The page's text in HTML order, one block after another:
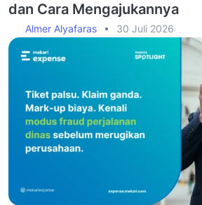
dan Cara Mengajukannya
Almer Alyafaras 30 Juli 2026